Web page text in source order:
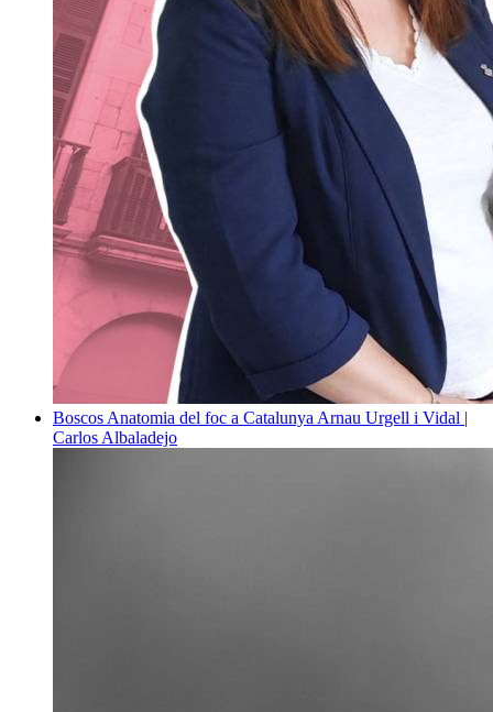
Boscos Anatomia del foc a Catalunya Arnau Urgell i Vidal |
Carlos Albaladejo